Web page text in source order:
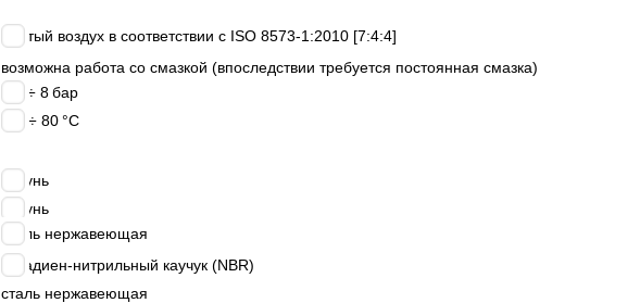
сжатый воздух в соответствии с ISO 8573-1:2010 [7:4:4]
возможна работа со смазкой (впоследствии требуется постоянная смазка)
2.5 ÷ 8бар
-20 ÷ 80 °C
латунь
латунь
сталь нержавеющая
бутадиен-нитрильный каучук (NBR)
сталь нержавеющая